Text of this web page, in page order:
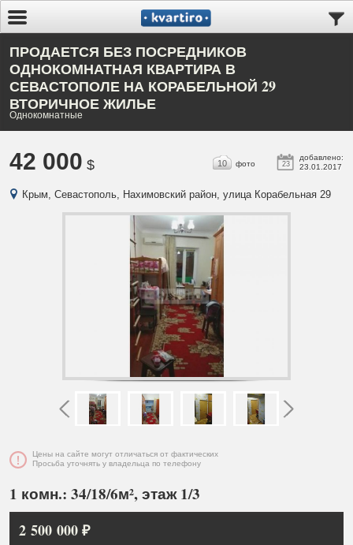
ПРОДАЕТСЯ БЕЗ ПОСРЕДНИКОВ
ОДНОКОМНАТНАЯ КВАРТИРА В
СЕВАСТОПОЛЕ НА КОРАБЕЛЬНОЙ 29
ВТОРИЧНОЕ ЖИЛЬЕ
Однокомнатные
42 000 $ 23
добавлено:
23.01.2017
10 фото
Крым, Севастополь, Нахимовский район, улица Корабельная 29
Цены на сайте могут отличаться от фактических
Просьба уточнять у владельца по телефону
1 комн.: 34/18/6м², этаж 1/3
2 500 000 ₽